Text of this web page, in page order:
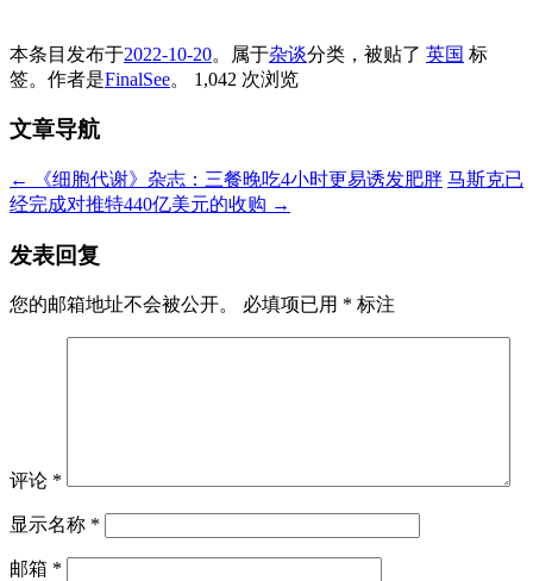
本条目发布于2022-10-20。属于杂谈分类，被贴了 英国 标
签。 作者是FinalSee。 1,042 次浏览
文章导航
← 《细胞代谢》杂志：三餐晚吃4小时更易诱发肥胖 马斯克已
经完成对推特440亿美元的收购 →
发表回复
您的邮箱地址不会被公开。 必填项已用 * 标注
评论 *
显示名称 *
邮箱 *